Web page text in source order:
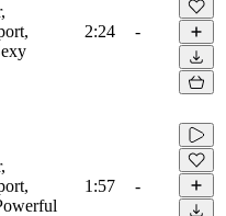
2:24 -
1:57 -